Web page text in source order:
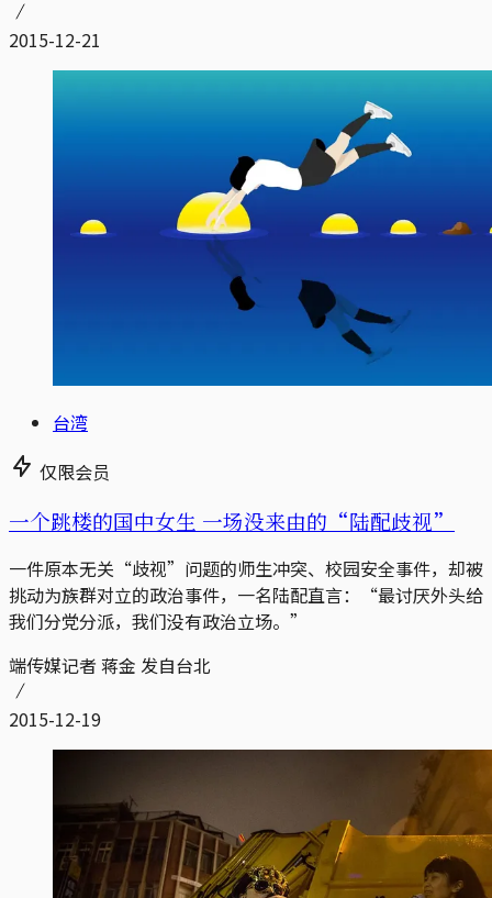
2015-12-21
台湾
仅限会员
一个跳楼的国中女生 一场没来由的“陆配歧视”
一件原本无关“歧视”问题的师生冲突、校园安全事件，却被
挑动为族群对立的政治事件，一名陆配直言：“最讨厌外头给
我们分党分派，我们没有政治立场。”
端传媒记者 蒋金 发自台北
2015-12-19